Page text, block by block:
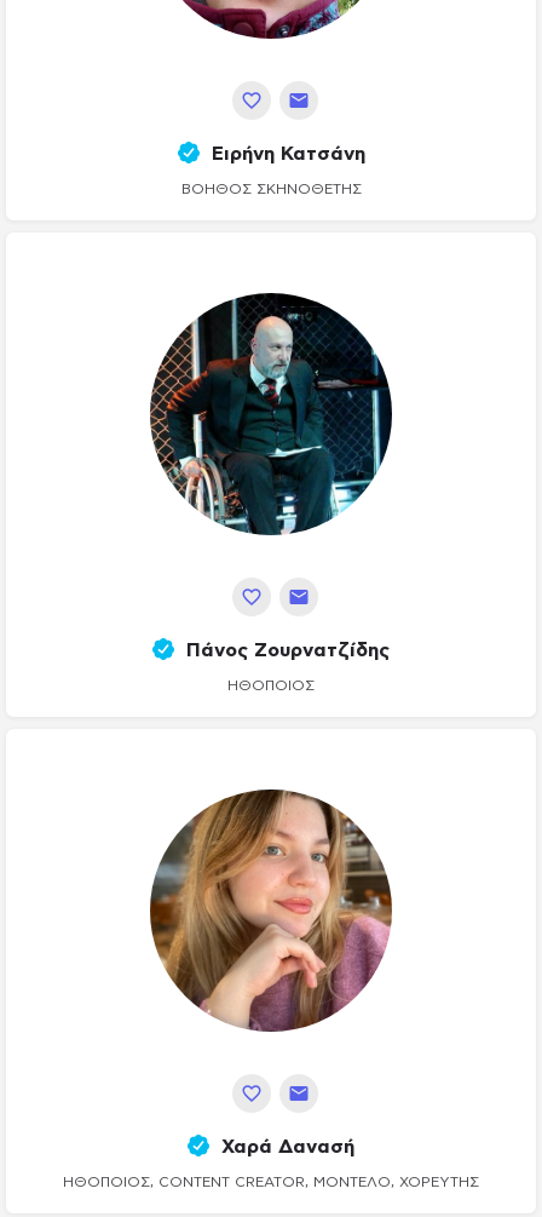
Ειρήνη Κατσάνη
ΒΟΗΘΌΣ ΣΚΗΝΟΘΈΤΗΣ
Πάνος Ζουρνατζίδης
ΗΘΟΠΟΙΌΣ
Χαρά Δανασή
ΗΘΟΠΟΙΌΣ, CONTENT CREATOR, ΜΟΝΤΈΛΟ, ΧΟΡΕΥΤΉΣ